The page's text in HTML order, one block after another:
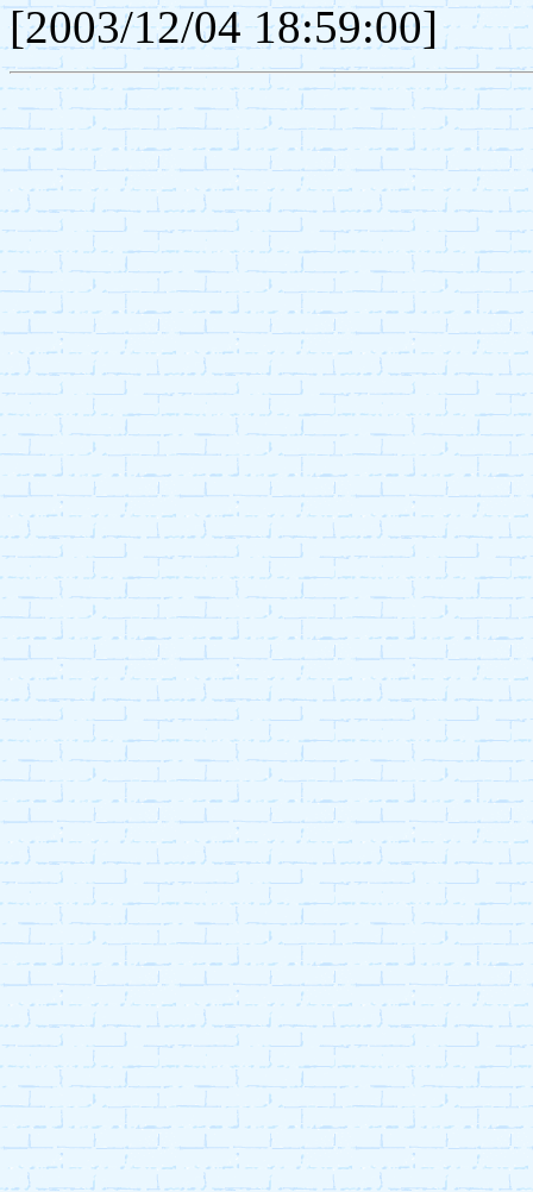
[2003/12/04 18:59:00]